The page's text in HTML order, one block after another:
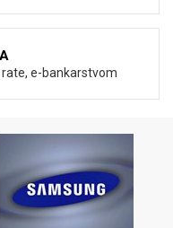
e-bankarstvom